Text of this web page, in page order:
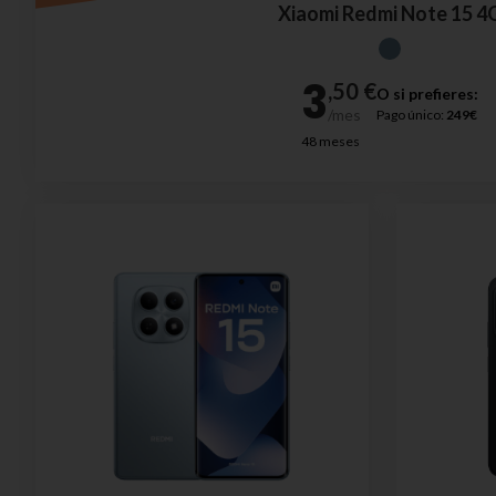
Xiaomi Redmi Note 15
48 meses
O si prefieres:
Pago único: 249€